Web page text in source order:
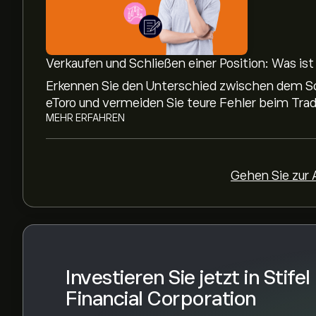
Verkaufen und Schließen einer Position: Was
Erkennen Sie den Unterschied zwischen dem
eToro und vermeiden Sie teure Fehler beim
MEHR ERFAHREN
Gehen Sie zur
Investieren Sie jetzt in Stifel
Financial Corporation
Das durchschnittliche Kursziel für Stifel
Sie sich bei eToro
, um detaillierte
Analysten erstellen Prognosen für Stifel
Finanzberichten und erwartetem Wachstum.
die weitere Kursentwicklung.